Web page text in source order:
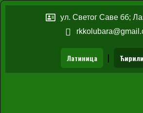
ул. Светог Саве бб;
Латиница |